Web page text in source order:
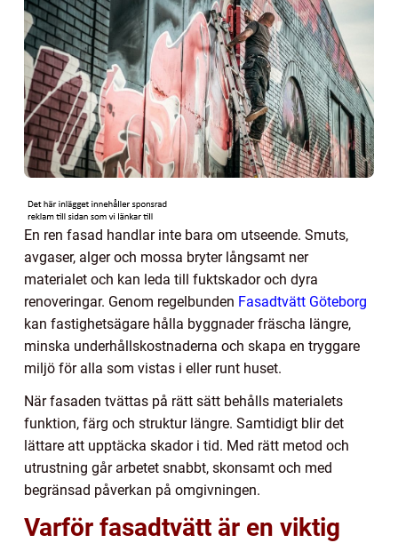
En ren fasad handlar inte bara om utseende. Smuts,
avgaser, alger och mossa bryter långsamt ner
materialet och kan leda till fuktskador och dyra
renoveringar. Genom regelbunden Fasadtvätt Göteborg
kan fastighetsägare hålla byggnader fräscha längre,
minska underhållskostnaderna och skapa en tryggare
miljö för alla som vistas i eller runt huset.
När fasaden tvättas på rätt sätt behålls materialets
funktion, färg och struktur längre. Samtidigt blir det
lättare att upptäcka skador i tid. Med rätt metod och
utrustning går arbetet snabbt, skonsamt och med
begränsad påverkan på omgivningen.
Varför fasadtvätt är en viktig